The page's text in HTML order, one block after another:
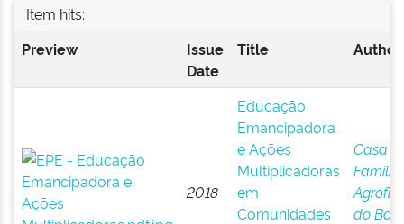
Item hits:
Preview
Issue
Date
Title
2018
Educação
Emancipadora
e Ações
Multiplicadoras
em
Comunidades
Casa
Familiar
do